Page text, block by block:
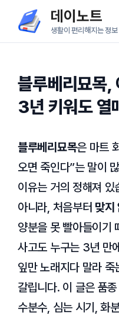
츠
데이노트
생활이 편리해지는 정보
블루베리묘목,
3년 키워도 열
블루베리묘목은 마트
오면 죽인다”는 말이
이유는 거의 정해져
아니라, 처음부터 맞지
양분을 못 빨아들이기
사고도 누구는 3년 만
잎만 노래지다 말라
갈립니다. 이 글은 품
수분수, 심는 시기, 화